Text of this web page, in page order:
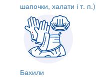
шапочки, халати і т. п.)
Бахили